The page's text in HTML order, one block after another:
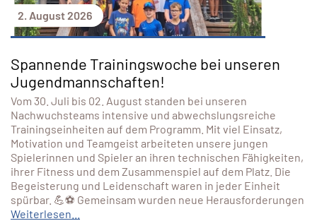
2. August 2026
Spannende Trainingswoche bei unseren
Jugendmannschaften!
Vom 30. Juli bis 02. August standen bei unseren
Nachwuchsteams intensive und abwechslungsreiche
Trainingseinheiten auf dem Programm. Mit viel Einsatz,
Motivation und Teamgeist arbeiteten unsere jungen
Spielerinnen und Spieler an ihren technischen Fähigkeiten,
ihrer Fitness und dem Zusammenspiel auf dem Platz. Die
Begeisterung und Leidenschaft waren in jeder Einheit
spürbar. 💪⚽ Gemeinsam wurden neue Herausforderungen
Weiterlesen...